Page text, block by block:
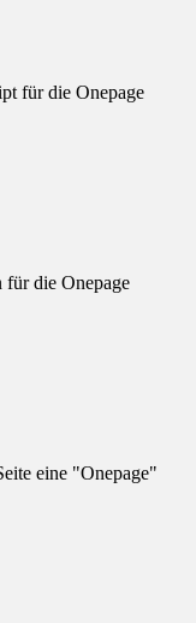
für die Onepage
für die Onepage
eine "Onepage"